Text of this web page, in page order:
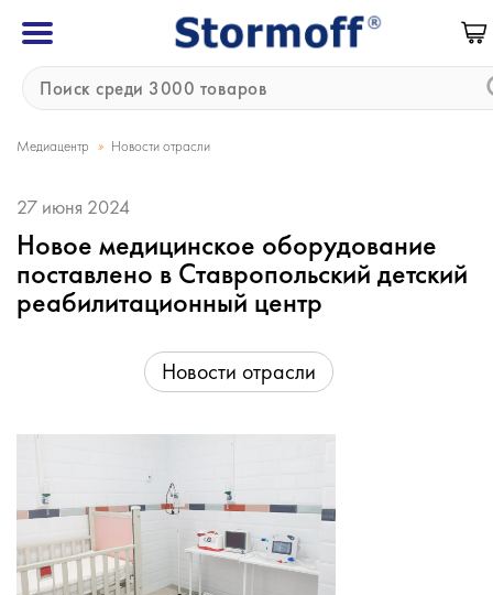
Медиацентр » Новости отрасли
27 июня 2024
Новое медицинское оборудование
поставлено в Ставропольский детский
реабилитационный центр
Новости отрасли